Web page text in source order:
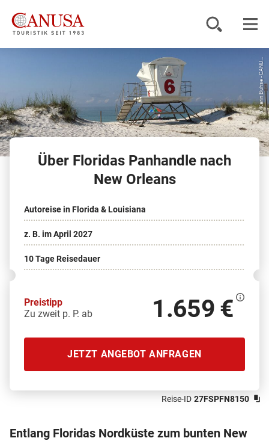
Reisearten
Inspiration
Service
KUNDENPORTAL
© Karin Buhse - CANU...
Über Floridas Panhandle nach
New Orleans
Autoreise in Florida & Louisiana
z. B. im April 2027
10 Tage Reisedauer
Preistipp
Zu zweit p. P. ab
1.659 €
JETZT ANGEBOT ANFRAGEN
Reise-ID 27FSPFN8150
Entlang Floridas Nordküste zum bunten New